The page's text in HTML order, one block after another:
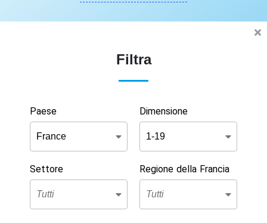
Filtra
Paese Dimensione
Settore Regione della Francia